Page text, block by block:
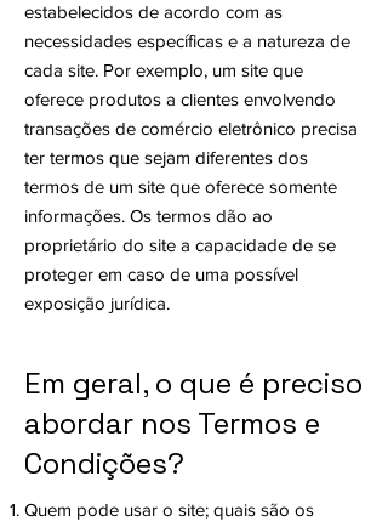
estabelecidos de acordo com as
necessidades específicas e a natureza de
cada site. Por exemplo, um site que
oferece produtos a clientes envolvendo
transações de comércio eletrônico precisa
ter termos que sejam diferentes dos
termos de um site que oferece somente
informações. Os termos dão ao
proprietário do site a capacidade de se
proteger em caso de uma possível
exposição jurídica.
Em geral, o que é preciso
abordar nos Termos e
Condições?
Quem pode usar o site; quais são os